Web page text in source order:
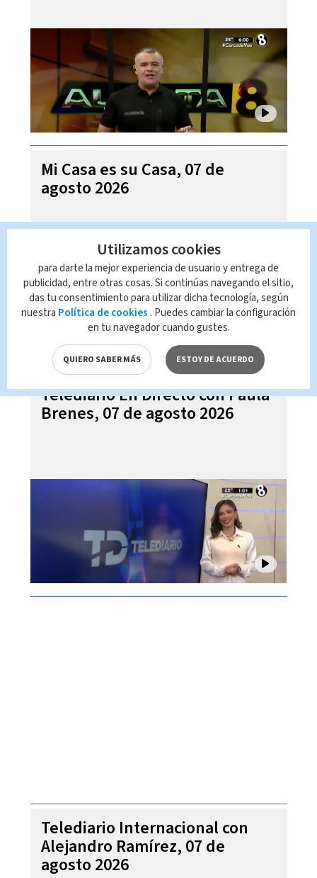
Mi Casa es su Casa, 07 de
agosto 2026
Telediario En Directo con Paula
Brenes, 07 de agosto 2026
Telediario Internacional con
Alejandro Ramírez, 07 de
agosto 2026
Utilizamos cookies
para darte la mejor experiencia de usuario y entrega de
publicidad, entre otras cosas. Si continúas navegando el sitio,
das tu consentimiento para utilizar dicha tecnología, según
nuestra Política de cookies . Puedes cambiar la configuración
en tu navegador cuando gustes.
QUIERO SABER MÁS ESTOY DE ACUERDO